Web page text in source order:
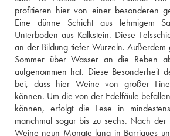
profitieren hier von einer besonderen
Eine dünne Schicht aus lehmigem
Unterboden aus Kalkstein. Diese
an der Bildung tiefer Wurzeln. Außerdem
Sommer über Wasser an die Reben
aufgenommen hat. Diese Besonderheit
bei, dass hier Weine von großer
können. Um die von der Edelfäule
können, erfolgt die Lese in
manchmal sogar bis zu sechs. Nach
Weine neun Monate lang in Barriques